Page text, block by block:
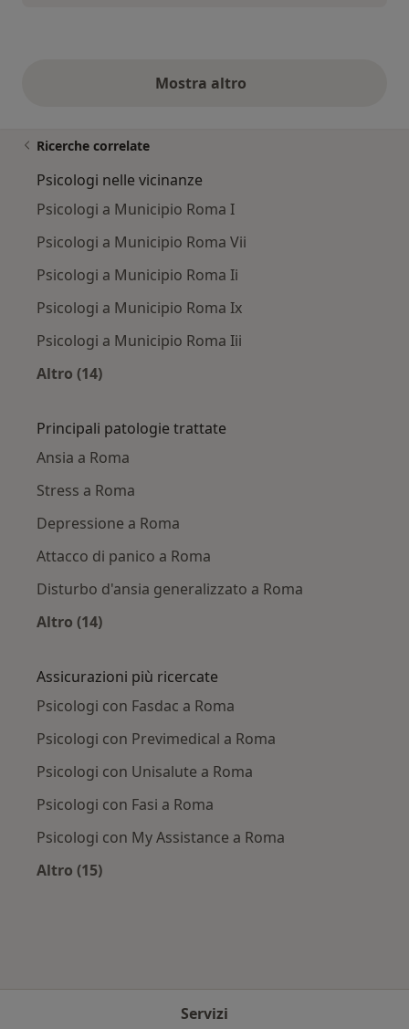
Mostra altroopinioni di cui sopra
Ricerche correlate
Psicologi nelle vicinanze
Psicologi a Municipio Roma I
Psicologi a Municipio Roma Vii
Psicologi a Municipio Roma Ii
Psicologi a Municipio Roma Ix
Psicologi a Municipio Roma Iii
Altro (14)
Principali patologie trattate
Ansia a Roma
Stress a Roma
Depressione a Roma
Attacco di panico a Roma
Disturbo d'ansia generalizzato a Roma
Altro (14)
Assicurazioni più ricercate
Psicologi con Fasdac a Roma
Psicologi con Previmedical a Roma
Psicologi con Unisalute a Roma
Psicologi con Fasi a Roma
Psicologi con My Assistance a Roma
Altro (15)
Servizi